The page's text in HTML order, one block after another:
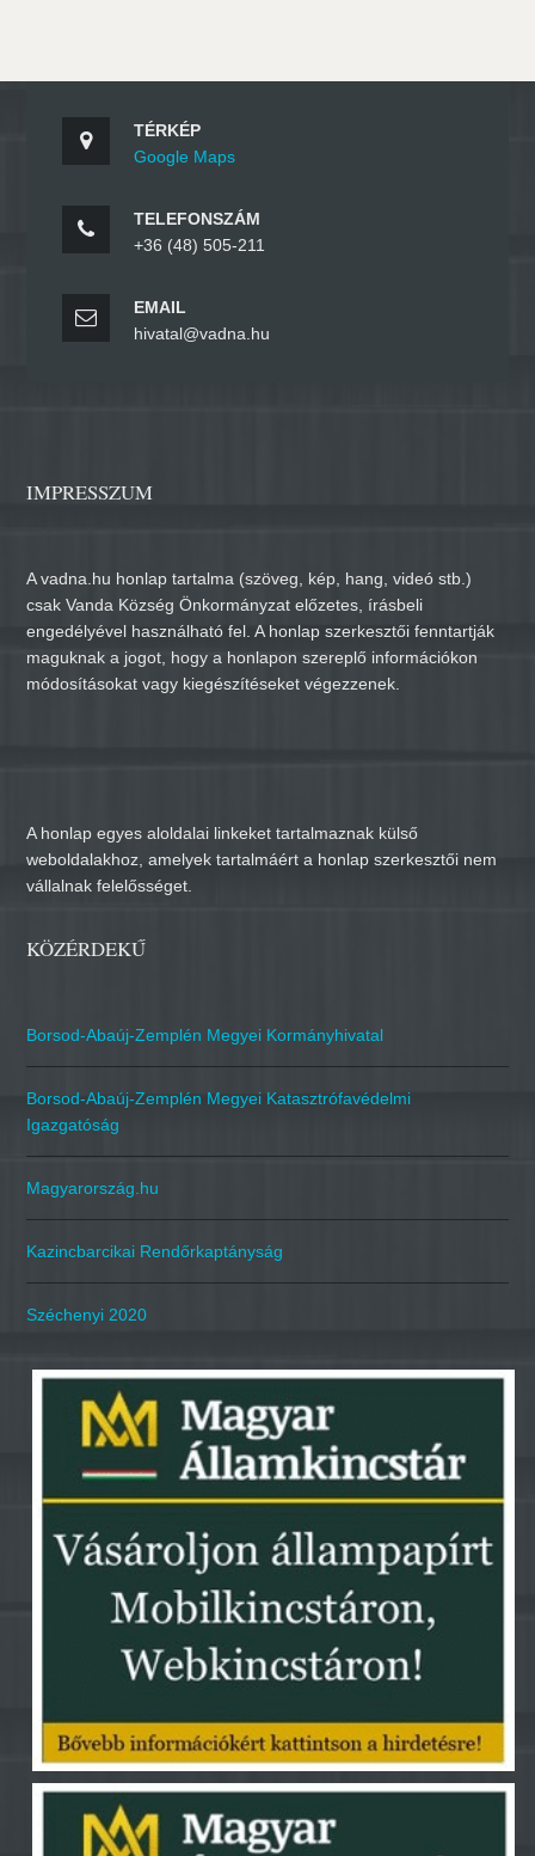
TÉRKÉP
Google Maps
TELEFONSZÁM
+36 (48) 505-211
EMAIL
hivatal@vadna.hu
IMPRESSZUM
A vadna.hu honlap tartalma (szöveg, kép, hang, videó stb.)
csak Vanda Község Önkormányzat előzetes, írásbeli
engedélyével használható fel. A honlap szerkesztői fenntartják
maguknak a jogot, hogy a honlapon szereplő információkon
módosításokat vagy kiegészítéseket végezzenek.
A honlap egyes aloldalai linkeket tartalmaznak külső
weboldalakhoz, amelyek tartalmáért a honlap szerkesztői nem
vállalnak felelősséget.
KÖZÉRDEKŰ
Borsod-Abaúj-Zemplén Megyei Kormányhivatal
Borsod-Abaúj-Zemplén Megyei Katasztrófavédelmi
Igazgatóság
Magyarország.hu
Kazincbarcikai Rendőrkaptányság
Széchenyi 2020